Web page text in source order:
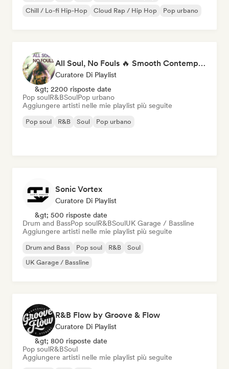
Chill / Lo-fi Hip-Hop
Cloud Rap / Hip Hop Pop urbano
All Soul, No Fouls 🔥 Smooth Contemporary R&B & Neo Soul
Curatore Di Playlist
&gt; 2200 risposte date
Pop soulR&BSoulPop urbano
Aggiungere artisti nelle mie playlist più seguite
Pop soul R&B Soul Pop urbano
Sonic Vortex
Curatore Di Playlist
&gt; 500 risposte date
Drum and BassPop soulR&BSoulUK Garage / Bassline
Aggiungere artisti nelle mie playlist più seguite
Drum and Bass Pop soul R&B
Soul
UK Garage / Bassline
R&B Flow by Groove & Flow
Curatore Di Playlist
&gt; 800 risposte date
Pop soulR&BSoul
Aggiungere artisti nelle mie playlist più seguite